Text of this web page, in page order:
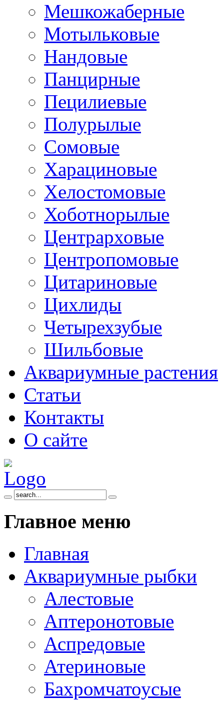
Мешкожаберные
Мотыльковые
Нандовые
Панцирные
Пецилиевые
Полурылые
Сомовые
Харациновые
Хелостомовые
Хоботнорылые
Центрарховые
Центропомовые
Цитариновые
Цихлиды
Четырехзубые
Шильбовые
Аквариумные растения
Статьи
Контакты
О сайте
Главное меню
Главная
Аквариумные рыбки
Алестовые
Аптеронотовые
Аспредовые
Атериновые
Бахромчатоусые